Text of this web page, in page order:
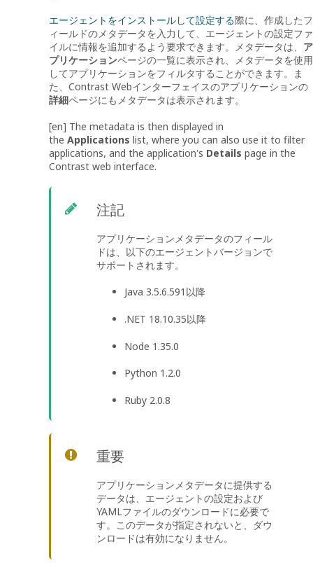
エージェントをインストールして設定する際に、作成したフ
ィールドのメタデータを入力して、エージェントの設定ファ
イルに情報を追加するよう要求できます。メタデータは、 ア
プリケーションページの一覧に表示され、メタデータを使用
してアプリケーションをフィルタすることができます。ま
た、Contrast Webインターフェイスのアプリケーションの
詳細ページにもメタデータは表示されます。
[en] The metadata is then displayed in
the Applications list, where you can also use it to filter
applications, and the application's Details page in the
Contrast web interface.
注記
アプリケーションメタデータのフィール
ドは、以下のエージェントバージョンで
サポートされます。
Java 3.5.6.591以降
.NET 18.10.35以降
Node 1.35.0
Python 1.2.0
Ruby 2.0.8
重要
アプリケーションメタデータに提供する
データは、エージェントの設定および
YAMLファイルのダウンロードに必要で
す。このデータが指定されないと、ダウ
ンロードは有効になりません。